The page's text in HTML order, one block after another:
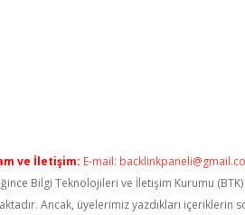
ve İletişim: E-mail:
Bilgi Teknolojileri ve İletişim Kurumu
Ancak, üyelerimiz yazdıkları